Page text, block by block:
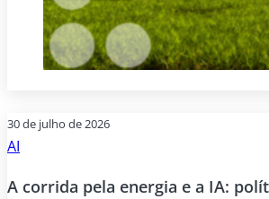
30 de julho de 2026
AI
A corrida pela energia e a IA: